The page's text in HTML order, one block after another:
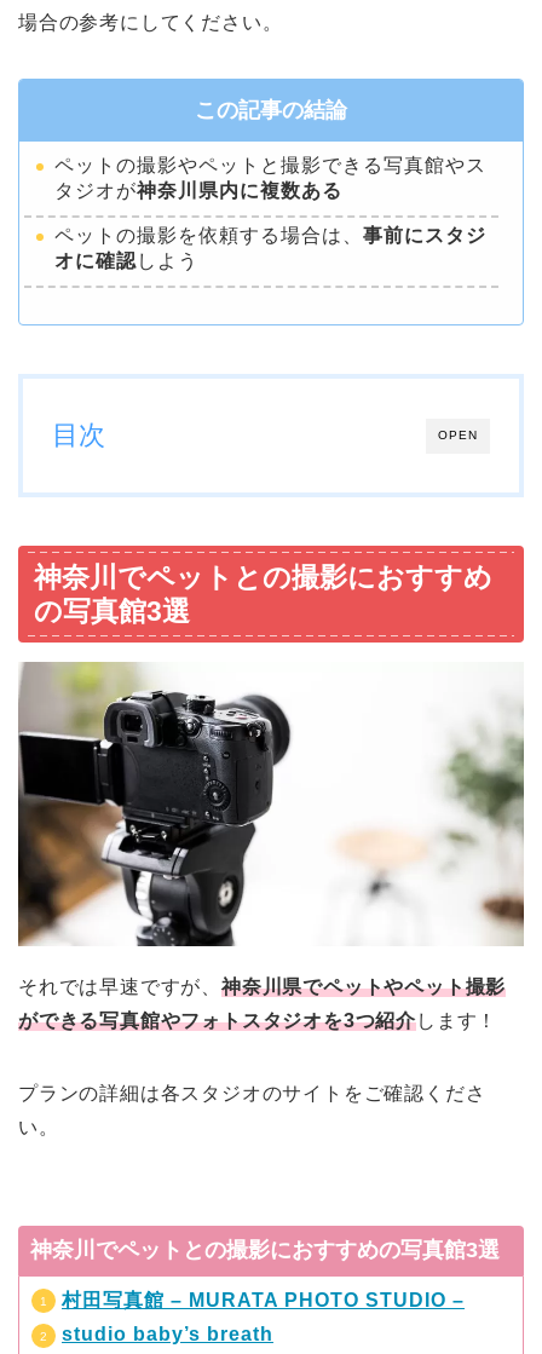
場合の参考にしてください。
この記事の結論
ペットの撮影やペットと撮影できる写真館やス
タジオが神奈川県内に複数ある
ペットの撮影を依頼する場合は、 事前にスタジ
オに確認 しよう
OPEN
目次
神奈川でペットとの撮影におすすめ
の写真館3選
それでは早速ですが、 神奈川県でペットやペット撮影
ができる写真館やフォトスタジオを3つ紹介します！
プランの詳細は各スタジオのサイトをご確認くださ
い。
神奈川でペットとの撮影におすすめの写真館3選
村田写真館 – MURATA PHOTO STUDIO –
studio baby’s breath